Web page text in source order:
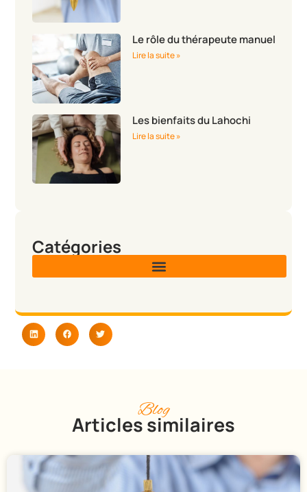
Le rôle du thérapeute manuel
Lire la suite »
Les bienfaits du Lahochi
Lire la suite »
Catégories
Blog
Articles similaires